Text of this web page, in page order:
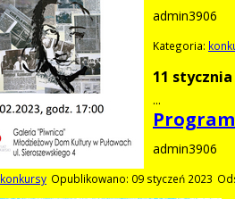
admin3906
Kategoria:
11
...
admin3906
konkursy Opublikowano: 09 styczeń 2023